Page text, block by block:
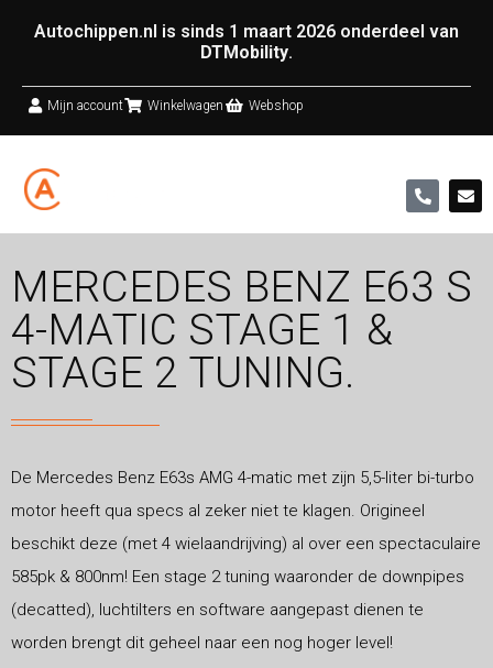
Autochippen.nl is sinds 1 maart 2026 onderdeel van
DTMobility.
Mijn account Winkelwagen Webshop
MERCEDES BENZ E63 S
4-MATIC STAGE 1 &
STAGE 2 TUNING.
De Mercedes Benz E63s AMG 4-matic met zijn 5,5-liter bi-turbo
motor heeft qua specs al zeker niet te klagen. Origineel
beschikt deze (met 4 wielaandrijving) al over een spectaculaire
585pk & 800nm! Een stage 2 tuning waaronder de downpipes
(decatted), luchtilters en software aangepast dienen te
worden brengt dit geheel naar een nog hoger level!